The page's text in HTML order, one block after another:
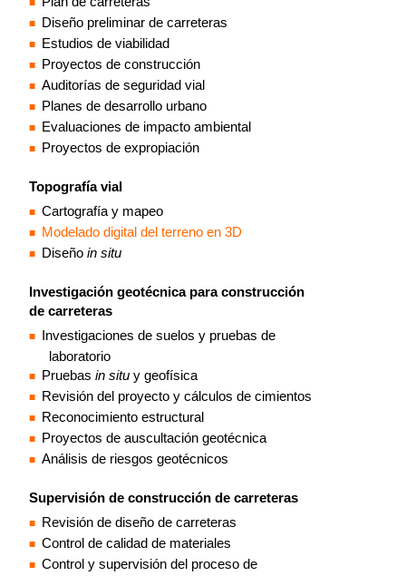
Diseño preliminar de carreteras
Estudios de viabilidad
Proyectos de construcción
Auditorías de seguridad vial
Planes de desarrollo urbano
Evaluaciones de impacto ambiental
Proyectos de expropiación
Topografía vial
Cartografía y mapeo
Modelado digital del terreno en 3D
Diseño in situ
Investigación geotécnica para construcción
de carreteras
Investigaciones de suelos y pruebas de
laboratorio
Pruebas in situ y geofísica
Revisión del proyecto y cálculos de cimientos
Reconocimiento estructural
Proyectos de auscultación geotécnica
Análisis de riesgos geotécnicos
Supervisión de construcción de carreteras
Revisión de diseño de carreteras
Control de calidad de materiales
Control y supervisión del proceso de